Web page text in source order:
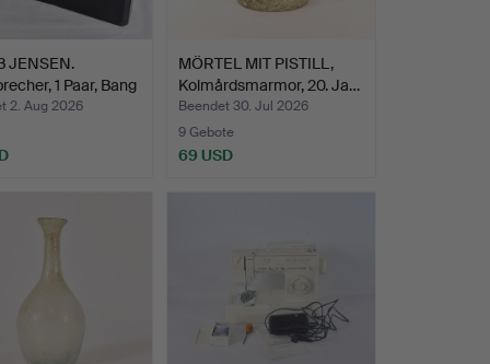
JENSEN.
1 Paar, Bang
2. Aug 2026
MÖRTEL MIT PISTILL,
Kolmårdsmarmor, 20. Ja…
Beendet 30. Jul 2026
9 Gebote
69 USD